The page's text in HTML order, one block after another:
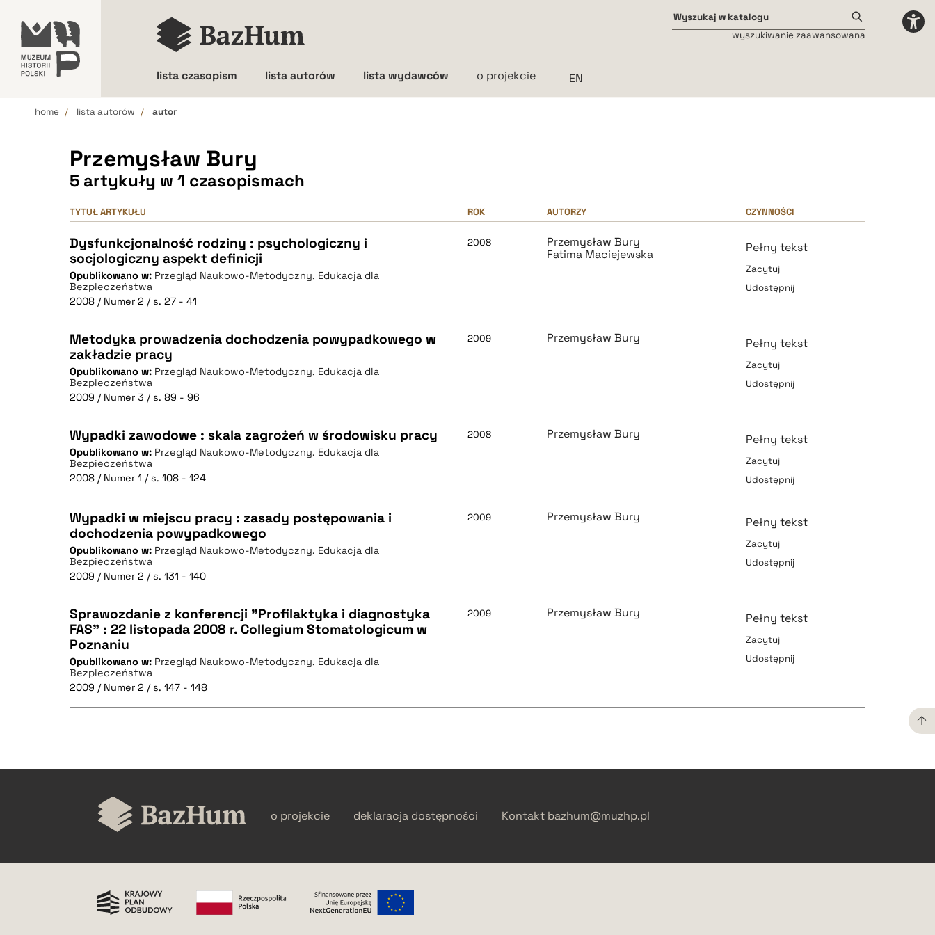
lista czasopism lista autorów lista wydawców o projekcie
wyszukiwanie zaawansowana
home lista autorów autor
Przemysław Bury
5 artykuły w 1 czasopismach
TYTUŁ ARTYKUŁU ROK AUTORZY CZYNNOŚCI
Dysfunkcjonalność rodziny : psychologiczny i
socjologiczny aspekt definicji
Opublikowano w: Przegląd Naukowo-Metodyczny. Edukacja dla
Bezpieczeństwa
2008 / Numer 2 / s. 27 - 41
2008
Przemysław Bury
Fatima Maciejewska
Pełny tekst
Zacytuj
Udostępnij
CZYSTY TEKST
BIBTEX
pobierz cytat
Metodyka prowadzenia dochodzenia powypadkowego w
zakładzie pracy
Opublikowano w: Przegląd Naukowo-Metodyczny. Edukacja dla
Bezpieczeństwa
2009 / Numer 3 / s. 89 - 96
2009 Przemysław Bury Pełny tekst
Zacytuj
Udostępnij
CZYSTY TEKST
pobierz cytat
BIBTEX
Wypadki zawodowe : skala zagrożeń w środowisku pracy
Opublikowano w: Przegląd Naukowo-Metodyczny. Edukacja dla
Bezpieczeństwa
2008 / Numer 1 / s. 108 - 124
2008 Przemysław Bury Pełny tekst
Zacytuj
Udostępnij
CZYSTY TEKST
BIBTEX
pobierz cytat
Wypadki w miejscu pracy : zasady postępowania i
dochodzenia powypadkowego
Opublikowano w: Przegląd Naukowo-Metodyczny. Edukacja dla
Bezpieczeństwa
2009 / Numer 2 / s. 131 - 140
2009 Przemysław Bury Pełny tekst
Zacytuj
Udostępnij
CZYSTY TEKST
Sprawozdanie z konferencji "Profilaktyka i diagnostyka
FAS" : 22 listopada 2008 r. Collegium Stomatologicum w
Poznaniu
Opublikowano w: Przegląd Naukowo-Metodyczny. Edukacja dla
Bezpieczeństwa
2009 / Numer 2 / s. 147 - 148
2009 Przemysław Bury Pełny tekst
Zacytuj
Udostępnij
pobierz cytat
o projekcie deklaracja dostępności Kontakt bazhum@muzhp.pl